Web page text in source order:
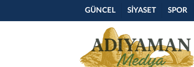
GÜNCEL SİYASET SPOR